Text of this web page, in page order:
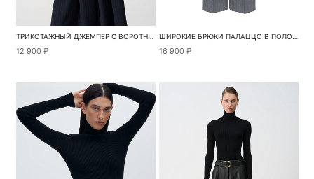
ТРИКОТАЖНЫЙ ДЖЕМПЕР С ВОРОТНИКОМ-СТОЙКОЙ
12 900 ₽
ШИРОКИЕ БРЮКИ ПАЛАЦЦО В ПОЛОСКУ
16 900 ₽